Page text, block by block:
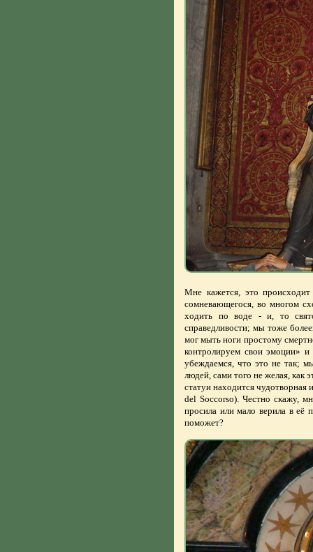
Мне кажется, это
сомневающегося, во многом
ходить по воде - и, то
справедливости; мы тоже
мог мыть ноги простому
контролируем свои эмоции»
убеждаемся, что это не так;
людей, сами того не желая, как
статуи находится
del Soccorso). Честно скажу,
просила или мало верила в
поможет?